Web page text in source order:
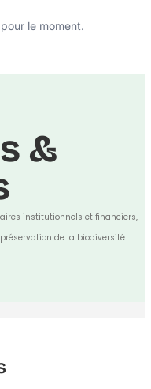
le moment.
&
institutionnels et financiers,
de la biodiversité.